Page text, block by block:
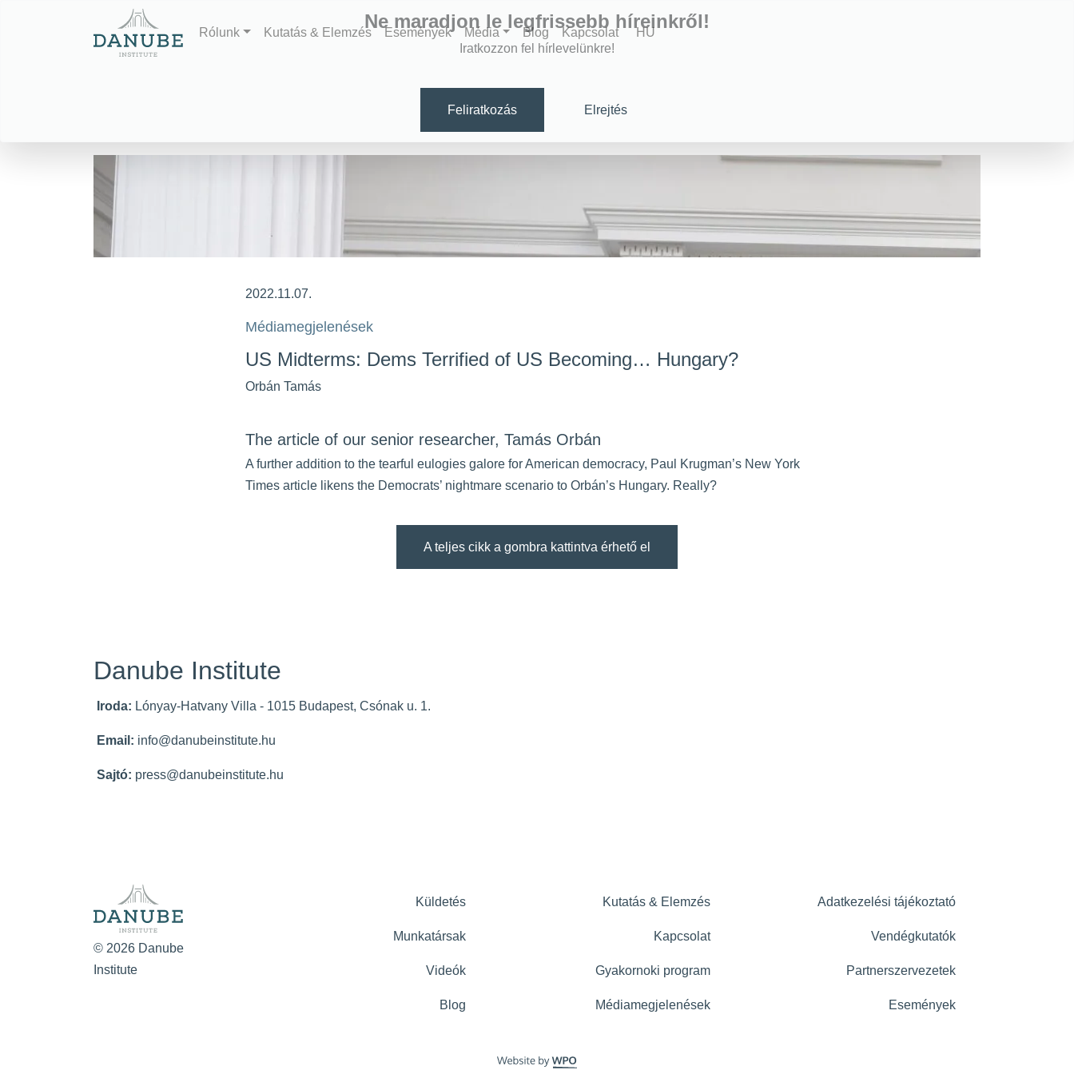
Ne maradjon le legfrissebb híreinkről!
Iratkozzon fel hírlevelünkre!
Feliratkozás Elrejtés
Rólunk Kutatás & Elemzés Események Média Blog Kapcsolat HU
2022.11.07.
Médiamegjelenések
US Midterms: Dems Terrified of US Becoming… Hungary?
Orbán Tamás
The article of our senior researcher, Tamás Orbán
A further addition to the tearful eulogies galore for American democracy, Paul Krugman’s New York
Times article likens the Democrats’ nightmare scenario to Orbán’s Hungary. Really?
A teljes cikk a gombra kattintva érhető el
Danube Institute
Iroda: Lónyay-Hatvany Villa - 1015 Budapest, Csónak u. 1.
Email: info@danubeinstitute.hu
Sajtó: press@danubeinstitute.hu
© 2026 Danube
Institute
Küldetés Kutatás & Elemzés Adatkezelési tájékoztató
Munkatársak Kapcsolat Vendégkutatók
Videók Gyakornoki program Partnerszervezetek
Blog Médiamegjelenések Események